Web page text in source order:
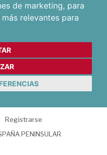
de marketing, para
relevantes para
Registrarse
PENINSULAR